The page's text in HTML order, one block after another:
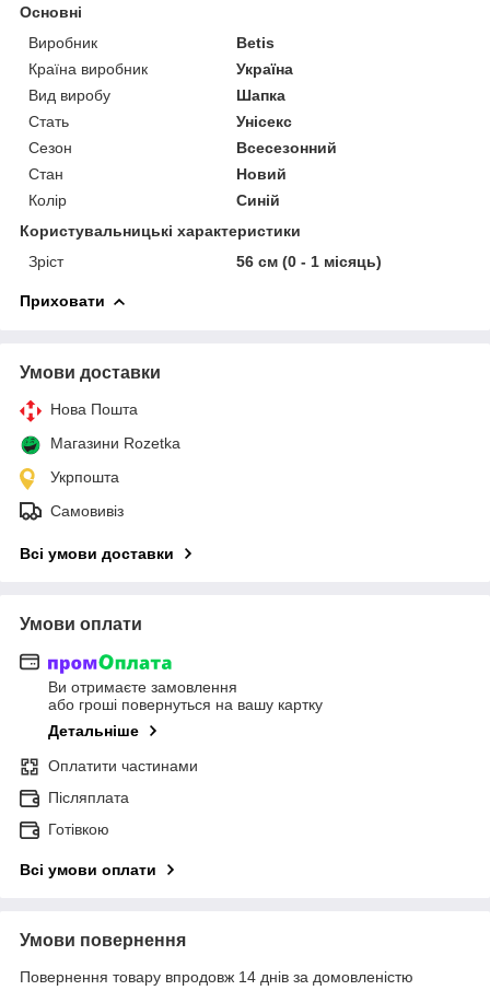
Основні
Виробник
Betis
Країна виробник
Україна
Вид виробу
Шапка
Стать
Унісекс
Сезон
Всесезонний
Стан
Новий
Колір
Синій
Користувальницькі характеристики
Зріст
56 см (0 - 1 місяць)
Приховати
Умови доставки
Нова Пошта
Магазини Rozetka
Укрпошта
Самовивіз
Всі умови доставки
Умови оплати
Ви отримаєте замовлення
або гроші повернуться на вашу картку
Детальніше
Оплатити частинами
Післяплата
Готівкою
Всі умови оплати
Умови повернення
Повернення товару впродовж 14 днів за домовленістю